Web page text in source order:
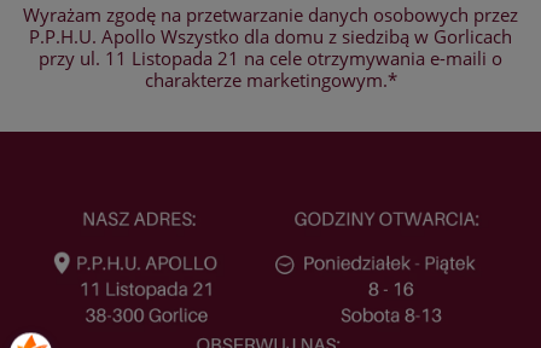
Wyrażam zgodę na przetwarzanie danych osobowych przez
P.P.H.U. Apollo Wszystko dla domu z siedzibą w Gorlicach
przy ul. 11 Listopada 21 na cele otrzymywania e-maili o
charakterze marketingowym.*